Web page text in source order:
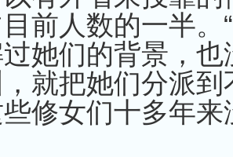
前人数的一半。
她们的背景，也
就把她们分派到
修女们十多年来